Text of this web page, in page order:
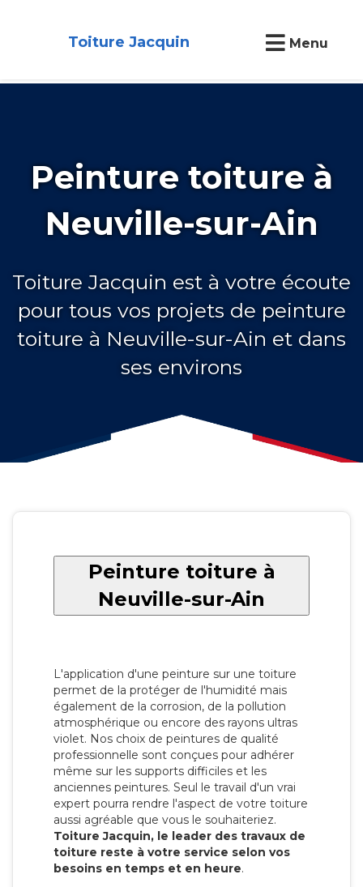
Toiture Jacquin Menu
Peinture toiture à
Neuville-sur-Ain
Toiture Jacquin est à votre écoute
pour tous vos projets de peinture
toiture à Neuville-sur-Ain et dans
ses environs
Peinture toiture à
Neuville-sur-Ain
L'application d'une peinture sur une toiture
permet de la protéger de l'humidité mais
également de la corrosion, de la pollution
atmosphérique ou encore des rayons ultras
violet. Nos choix de peintures de qualité
professionnelle sont conçues pour adhérer
même sur les supports difficiles et les
anciennes peintures. Seul le travail d'un vrai
expert pourra rendre l'aspect de votre toiture
aussi agréable que vous le souhaiteriez.
Toiture Jacquin, le leader des travaux de
toiture reste à votre service selon vos
besoins en temps et en heure.